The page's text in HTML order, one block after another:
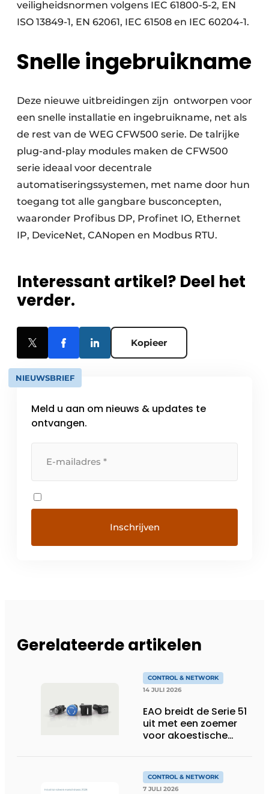
veiligheidsnormen volgens IEC 61800-5-2, EN
ISO 13849-1, EN 62061, IEC 61508 en IEC 60204-1.
Snelle ingebruikname
Deze nieuwe uitbreidingen zijn ontworpen voor
een snelle installatie en ingebruikname, net als
de rest van de WEG CFW500 serie. De talrijke
plug-and-play modules maken de CFW500
serie ideaal voor decentrale
automatiseringssystemen, met name door hun
toegang tot alle gangbare busconcepten,
waaronder Profibus DP, Profinet IO, Ethernet
IP, DeviceNet, CANopen en Modbus RTU.
Interessant artikel? Deel het
verder.
Kopieer
NIEUWSBRIEF
Meld u aan om nieuws & updates te
ontvangen.
Gerelateerde artikelen
CONTROL & NETWORK
14 JULI 2026
EAO breidt de Serie 51
uit met een zoemer
voor akoestische
CONTROL & NETWORK
7 JULI 2026